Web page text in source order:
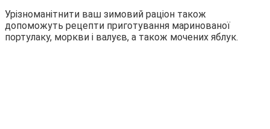
Урізноманітнити ваш зимовий раціон також
допоможуть рецепти приготування маринованої
портулаку, моркви і валуєв, а також мочених яблук.